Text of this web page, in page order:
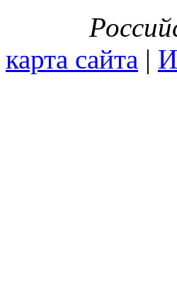
карта сайта |